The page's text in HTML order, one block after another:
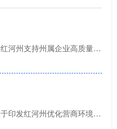
红河州人民政府关于印发红河州支持州属企业高质量发展8条措施（试行）的通知
红河州人民政府办公室关于印发红河州优化营商环境提质培优年行动方案的通知